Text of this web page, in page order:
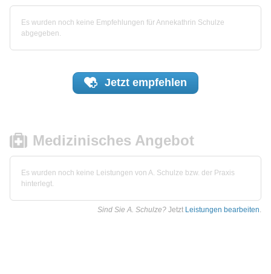
Es wurden noch keine Empfehlungen für Annekathrin Schulze
abgegeben.
Jetzt empfehlen
Medizinisches Angebot
Es wurden noch keine Leistungen von A. Schulze bzw. der Praxis
hinterlegt.
Sind Sie A. Schulze? Jetzt Leistungen bearbeiten.